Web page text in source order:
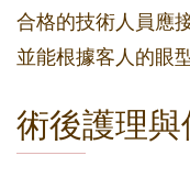
合格的技術人員應
並能根據客人的眼
術後護理與